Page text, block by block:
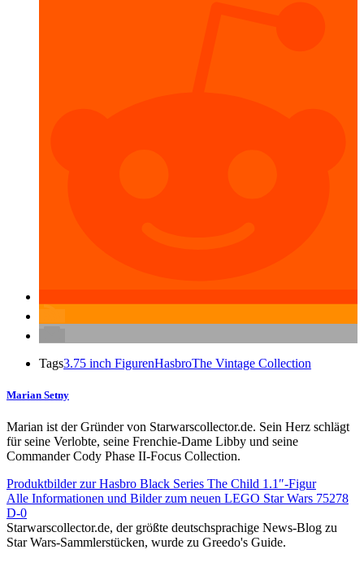
Tags3.75 inch FigurenHasbroThe Vintage Collection
Marian Setny
Marian ist der Gründer von Starwarscollector.de. Sein Herz schlägt
für seine Verlobte, seine Frenchie-Dame Libby und seine
Commander Cody Phase II-Focus Collection.
Produktbilder zur Hasbro Black Series The Child 1.1″-Figur
Alle Informationen und Bilder zum neuen LEGO Star Wars 75278
D-0
Starwarscollector.de, der größte deutschsprachige News-Blog zu
Star Wars-Sammlerstücken, wurde zu Greedo's Guide.